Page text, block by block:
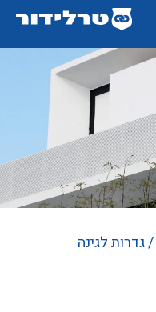
/ גדרות לגינה